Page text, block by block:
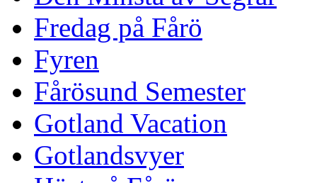
Fredag på Fårö
Fyren
Fårösund Semester
Gotland Vacation
Gotlandsvyer